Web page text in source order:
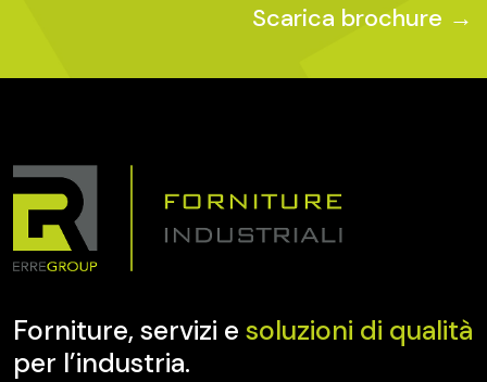
Scarica brochure →
Forniture, servizi e soluzioni di qualità
per l’industria.